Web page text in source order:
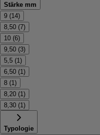
Stärke mm
9 (14)
8,50 (7)
10 (6)
9,50 (3)
5,5 (1 )
6,50 (1 )
8 (1 )
8,20 (1 )
8,30 (1 )
Typologie